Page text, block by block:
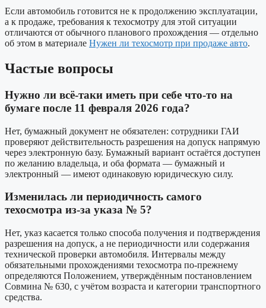
Если автомобиль готовится не к продолжению эксплуатации,
а к продаже, требования к техосмотру для этой ситуации
отличаются от обычного планового прохождения — отдельно
об этом в материале Нужен ли техосмотр при продаже авто.
Частые вопросы
Нужно ли всё-таки иметь при себе что-то на
бумаге после 11 февраля 2026 года?
Нет, бумажный документ не обязателен: сотрудники ГАИ
проверяют действительность разрешения на допуск напрямую
через электронную базу. Бумажный вариант остаётся доступен
по желанию владельца, и оба формата — бумажный и
электронный — имеют одинаковую юридическую силу.
Изменилась ли периодичность самого
техосмотра из-за указа № 5?
Нет, указ касается только способа получения и подтверждения
разрешения на допуск, а не периодичности или содержания
технической проверки автомобиля. Интервалы между
обязательными прохождениями техосмотра по-прежнему
определяются Положением, утверждённым постановлением
Совмина № 630, с учётом возраста и категории транспортного
средства.